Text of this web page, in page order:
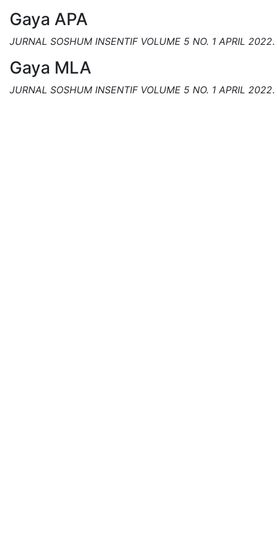
Gaya APA
JURNAL SOSHUM INSENTIF VOLUME 5 NO. 1 APRIL 2022.
Gaya MLA
JURNAL SOSHUM INSENTIF VOLUME 5 NO. 1 APRIL 2022.